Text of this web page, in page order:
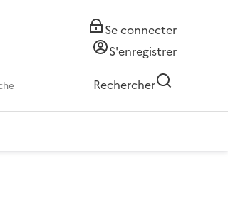
Se connecter
S'enregistrer
Rechercher